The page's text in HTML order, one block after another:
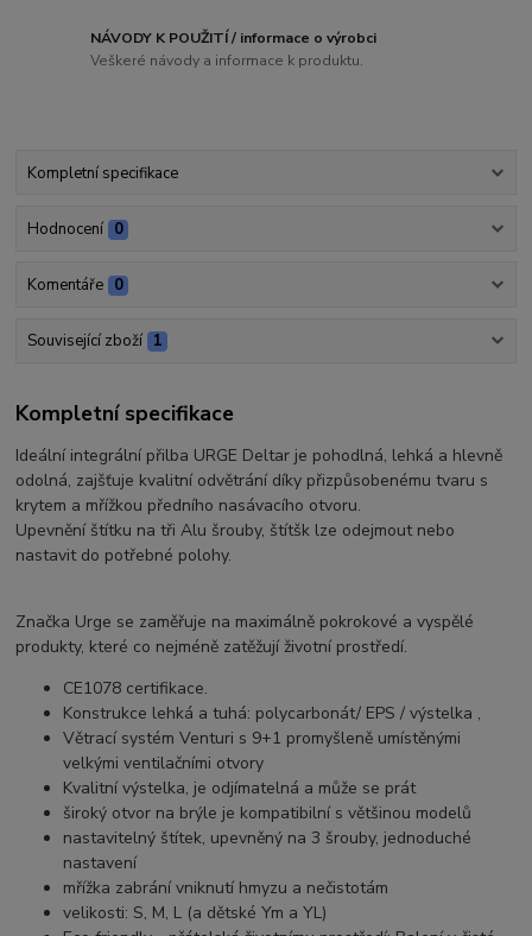
NÁVODY K POUŽITÍ / informace o výrobci
Veškeré návody a informace k produktu.
Kompletní specifikace
Hodnocení 0
Komentáře 0
Související zboží 1
Kompletní specifikace
Ideální integrální přilba URGE Deltar je pohodlná, lehká a hlevně
odolná, zajšťuje kvalitní odvětrání díky přizpůsobenému tvaru s
krytem a mřížkou předního nasávacího otvoru.
Upevnění štítku na tři Alu šrouby, štítšk lze odejmout nebo
nastavit do potřebné polohy.
Značka Urge se zaměřuje na maximálně pokrokové a vyspělé
produkty, které co nejméně zatěžují životní prostředí.
CE1078 certifikace.
Konstrukce lehká a tuhá: polycarbonát/ EPS / výstelka ,
Větrací systém Venturi s 9+1 promyšleně umístěnými
velkými ventilačními otvory
Kvalitní výstelka, je odjímatelná a může se prát
široký otvor na brýle je kompatibilní s většinou modelů
nastavitelný štítek, upevněný na 3 šrouby, jednoduché
nastavení
mřížka zabrání vniknutí hmyzu a nečistotám
velikosti: S, M, L (a dětské Ym a YL)